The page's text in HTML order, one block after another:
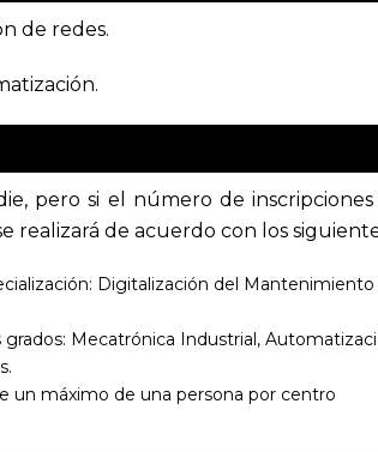
de redes.
pero si el número de
realizará de acuerdo con los
Digitalización del
Mecatrónica Industrial,
un máximo de una persona por centro